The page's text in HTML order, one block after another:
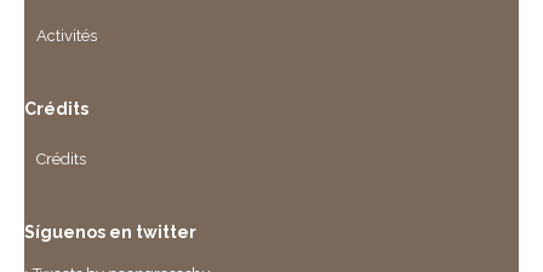
Activités
Crédits
Crédits
Síguenos en twitter